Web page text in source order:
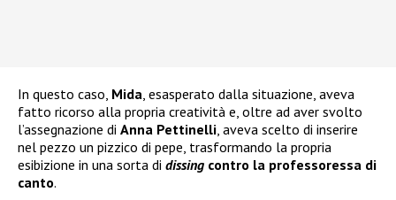
In questo caso, Mida , esasperato dalla situazione, aveva
fatto ricorso alla propria creatività e, oltre ad aver svolto
l’assegnazione di Anna Pettinelli , aveva scelto di inserire
nel pezzo un pizzico di pepe, trasformando la propria
esibizione in una sorta di dissing contro la professoressa di
canto.